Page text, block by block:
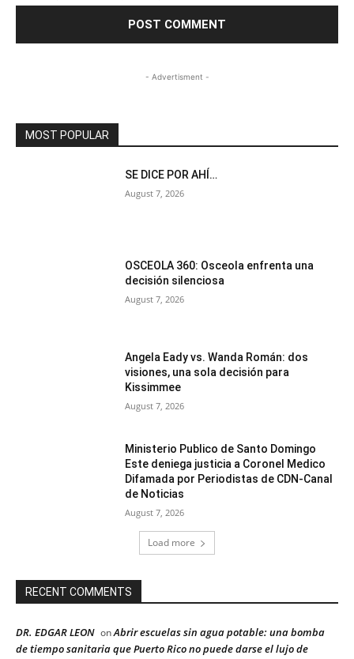
- Advertisment -
MOST POPULAR
SE DICE POR AHÍ…
August 7, 2026
OSCEOLA 360: Osceola enfrenta una
decisión silenciosa
August 7, 2026
Angela Eady vs. Wanda Román: dos
visiones, una sola decisión para
Kissimmee
August 7, 2026
Ministerio Publico de Santo Domingo
Este deniega justicia a Coronel Medico
Difamada por Periodistas de CDN-Canal
de Noticias
August 7, 2026
Load more
RECENT COMMENTS
DR. EDGAR LEON onAbrir escuelas sin agua potable: una bomba
de tiempo sanitaria que Puerto Rico no puede darse el lujo de